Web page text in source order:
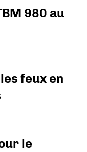
980 au
feux en
le